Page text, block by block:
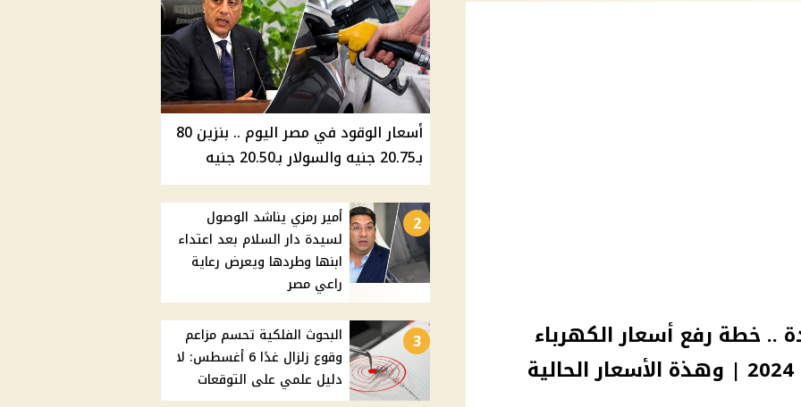
.. خطة رفع أسعار الكهرباء
أسعار الوقود في مصر اليوم .. بنزين 80
بـ20.75 جنيه والسولار بـ20.50 جنيه
2
أمير رمزي يناشد الوصول
لسيدة دار السلام بعد اعتداء
ابنها وطردها ويعرض رعاية
راعي مصر
3
البحوث الفلكية تحسم مزاعم
وقوع زلزال غدًا 6 أغسطس: لا
دليل علمي على التوقعات